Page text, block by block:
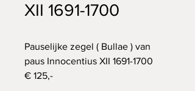
XII 1691-1700
Pauselijke zegel ( Bullae ) van
paus Innocentius XII 1691-1700
€ 125,-